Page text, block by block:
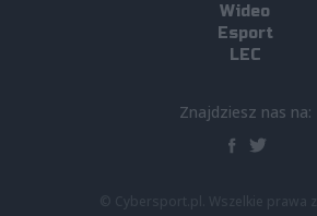
Wideo
Esport
LEC
Znajdziesz nas na: